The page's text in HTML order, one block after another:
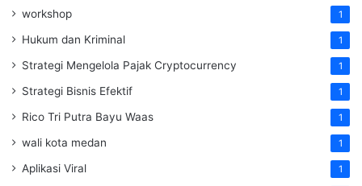
workshop 1
Hukum dan Kriminal 1
Strategi Mengelola Pajak Cryptocurrency 1
Strategi Bisnis Efektif 1
Rico Tri Putra Bayu Waas 1
wali kota medan 1
Aplikasi Viral 1